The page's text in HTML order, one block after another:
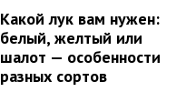
Какой лук вам нужен:
белый, желтый или
шалот — особенности
разных сортов